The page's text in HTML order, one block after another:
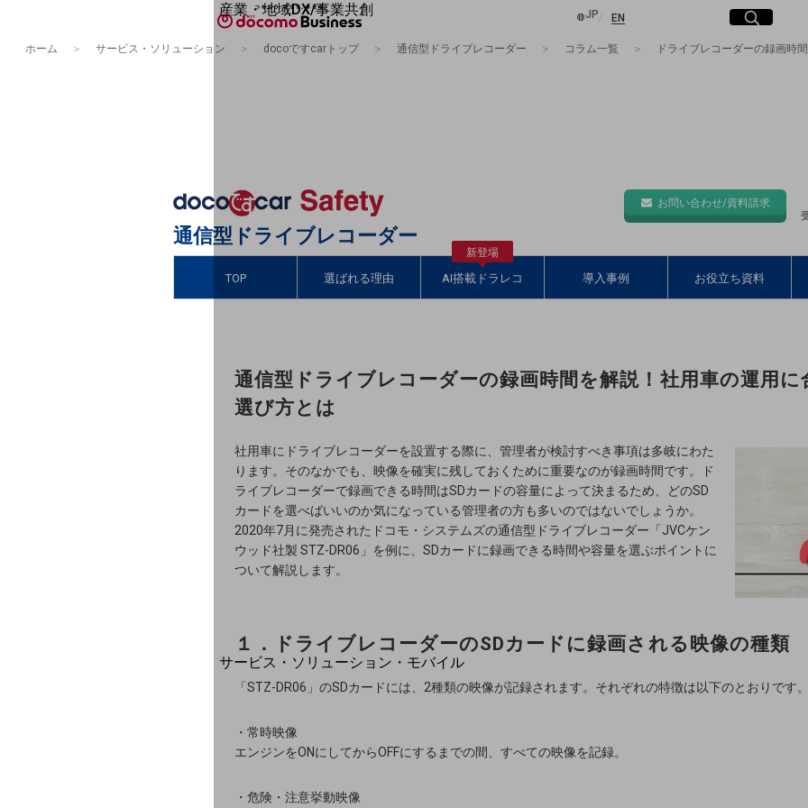
産業・地域DX/事業共創
OPEN HUB for Plural Futures
Smart World
産業・地域DXプラットフォーマーとして
企業と地域が持続成長する社会を目指します
Smart City
Smart Healthcare
Smart Industry
地域の取り組み
地域社会を支える皆さまと地域課題の解決や
LGPF(Local Government Platform)
別ウィンドウで開きます
サービス・ソリューション・モバイル
サービス・ソリューションTOP
サービス・ソリューションをご紹介
カテゴリーで探す
JP日本語
ENEnglish サイト内検索
開く
ホーム サービス・ソリューション docoですcarトップ 通信型ドライブレコーダー コラム一覧 ドライブレコーダーの録画時
通信型ドライブレコーダー
お問い合わせ/資料請求
TOP 選ばれる理由 AI搭載ドラレコ
新登場
導入事例 お役立ち資料
通信型ドライブレコーダーの録画時間を解説！社用車の運用に
選び方とは
社用車にドライブレコーダーを設置する際に、管理者が検討すべき事項は多岐にわた
ります。そのなかでも、映像を確実に残しておくために重要なのが録画時間です。ド
ライブレコーダーで録画できる時間はSDカードの容量によって決まるため、どのSD
カードを選べばいいのか気になっている管理者の方も多いのではないでしょうか。
2020年7月に発売されたドコモ・システムズの通信型ドライブレコーダー「JVCケン
ウッド社製 STZ-DR06」を例に、SDカードに録画できる時間や容量を選ぶポイントに
ついて解説します。
１．ドライブレコーダーのSDカードに録画される映像の種類
「STZ-DR06」のSDカードには、2種類の映像が記録されます。それぞれの特徴は以下のとおりです
・常時映像
エンジンをONにしてからOFFにするまでの間、すべての映像を記録。
・危険・注意挙動映像